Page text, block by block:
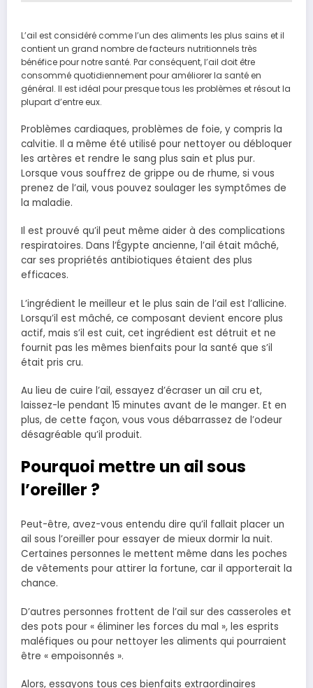
L’ail est considéré comme l’un des aliments les plus sains et il
contient un grand nombre de facteurs nutritionnels très
bénéfice pour notre santé. Par conséquent, l’ail doit être
consommé quotidiennement pour améliorer la santé en
général. Il est idéal pour presque tous les problèmes et résout la
plupart d’entre eux.
Problèmes cardiaques, problèmes de foie, y compris la
calvitie. Il a même été utilisé pour nettoyer ou débloquer
les artères et rendre le sang plus sain et plus pur.
Lorsque vous souffrez de grippe ou de rhume, si vous
prenez de l’ail, vous pouvez soulager les symptômes de
la maladie.
Il est prouvé qu’il peut même aider à des complications
respiratoires. Dans l’Égypte ancienne, l’ail était mâché,
car ses propriétés antibiotiques étaient des plus
efficaces.
L’ingrédient le meilleur et le plus sain de l’ail est l’allicine.
Lorsqu’il est mâché, ce composant devient encore plus
actif, mais s’il est cuit, cet ingrédient est détruit et ne
fournit pas les mêmes bienfaits pour la santé que s’il
était pris cru.
Au lieu de cuire l’ail, essayez d’écraser un ail cru et,
laissez-le pendant 15 minutes avant de le manger. Et en
plus, de cette façon, vous vous débarrassez de l’odeur
désagréable qu’il produit.
Pourquoi mettre un ail sous
l’oreiller ?
Peut-être, avez-vous entendu dire qu’il fallait placer un
ail sous l’oreiller pour essayer de mieux dormir la nuit.
Certaines personnes le mettent même dans les poches
de vêtements pour attirer la fortune, car il apporterait la
chance.
D’autres personnes frottent de l’ail sur des casseroles et
des pots pour « éliminer les forces du mal », les esprits
maléfiques ou pour nettoyer les aliments qui pourraient
être « empoisonnés ».
Alors, essayons tous ces bienfaits extraordinaires